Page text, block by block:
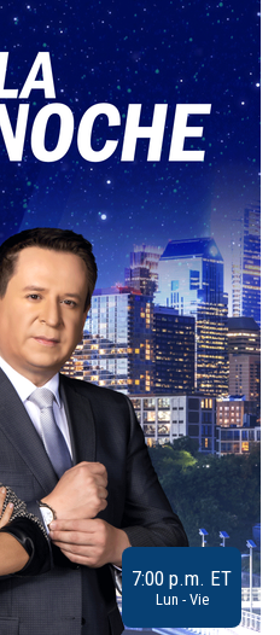
7:00 p.m. ET
Lun - Vie